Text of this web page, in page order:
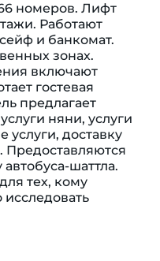
номеров. Лифт
Работают
и банкомат.
зонах.
включают
гостевая
предлагает
няни, услуги
услуги, доставку
шаттла.
тех, кому
исследовать